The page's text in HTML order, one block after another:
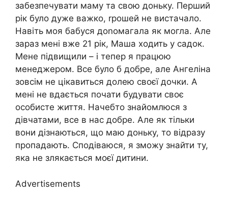
забезпечувати маму та свою доньку. Перший
рік було дуже важко, rрошей не вистачало.
Навіть моя бабуся доnомагала як могла. Але
зараз мені вже 21 рік, Маша ходить у садок.
Мене підвищили – і тепер я працюю
менеджером. Все було б добре, але Ангеліна
зовсім не цікавиться долею своєї дочки. А
мені не вдається почати будувати своє
особисте життя. Начебто знайомлюся з
дівчатами, все в нас добре. Але як тільки
вони дізнаються, що маю доньку, то відразу
пропадають. Сподіваюся, я зможу знайти ту,
яка не злякається моєї дитини.
Advertisements